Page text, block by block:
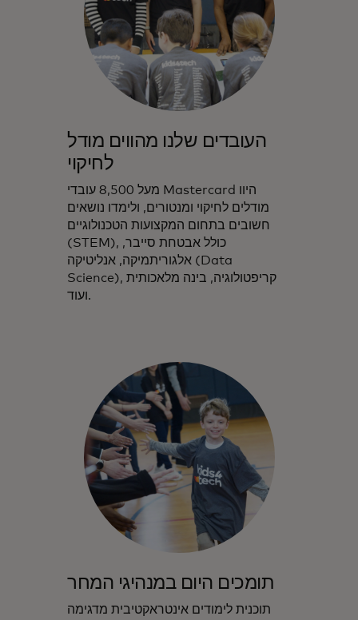
העובדים שלנו מהווים מודל
לחיקוי
מעל 8,500 עובדי Mastercard היוו
מודלים לחיקוי ומנטורים, ולימדו נושאים
חשובים בתחום המקצועות הטכנולוגיים
(STEM), כולל אבטחת סייבר,
אלגוריתמיקה, אנליטיקה (Data
Science), קריפטולוגיה, בינה מלאכותית
ועוד.
תומכים היום במנהיגי המחר
תוכנית לימודים אינטראקטיבית מדגימה